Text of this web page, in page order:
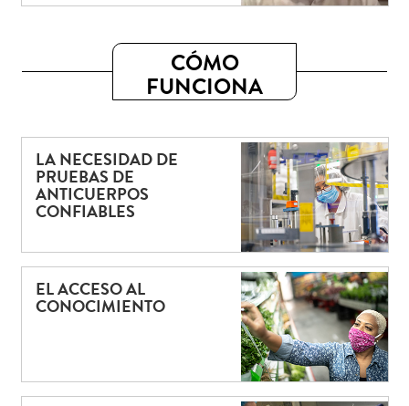
CÓMO
FUNCIONA
LA NECESIDAD DE
PRUEBAS DE
ANTICUERPOS
CONFIABLES
EL ACCESO AL
CONOCIMIENTO